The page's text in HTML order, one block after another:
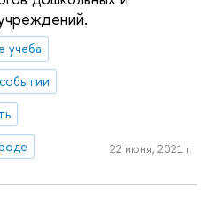
учеба
22 июня, 2021 г.